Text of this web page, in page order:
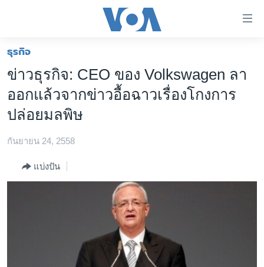
ต่อ
ข้าม
ไป
เนื้อหา
หลัก
ไป
ข้าม
หน้าหลัก
โลก
เอเชีย
ไทย
ธุรกิจ
ธุรกิจ
ข่าวธุรกิจ: CEO ของ Volkswagen ลา
ออกแล้วจากข่าวอื้อฉาวเรื่องโกงการ
ปล่อยมลพิษ
กันยายน 24, 2558
แบ่งปัน